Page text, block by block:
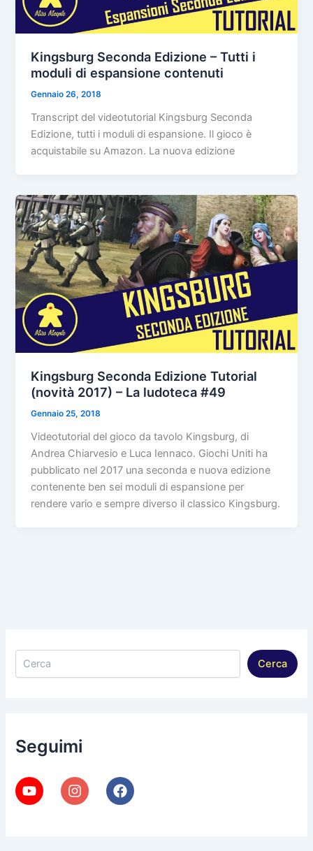
Kingsburg Seconda Edizione – Tutti i
moduli di espansione contenuti
Gennaio 26, 2018
Transcript del videotutorial Kingsburg Seconda
Edizione, tutti i moduli di espansione. Il gioco è
acquistabile su Amazon. La nuova edizione
Kingsburg Seconda Edizione Tutorial
(novità 2017) – La ludoteca #49
Gennaio 25, 2018
Videotutorial del gioco da tavolo Kingsburg, di
Andrea Chiarvesio e Luca Iennaco. Giochi Uniti ha
pubblicato nel 2017 una seconda e nuova edizione
contenente ben sei moduli di espansione per
rendere vario e sempre diverso il classico Kingsburg.
Cerca
Cerca
Seguimi